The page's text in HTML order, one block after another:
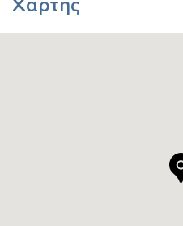
Χάρτης